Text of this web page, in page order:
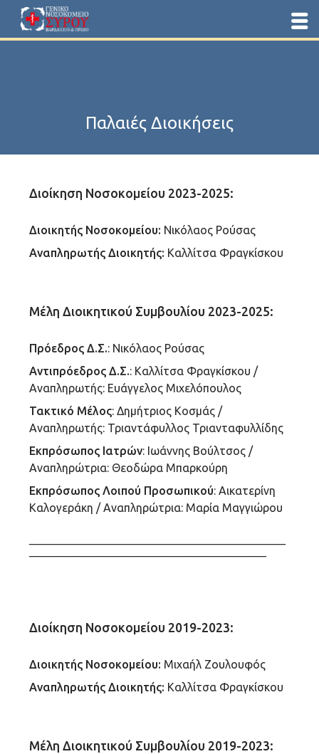
Παλαιές Διοικήσεις
Διοίκηση Νοσοκομείου 2023-2025:
Διοικητής Νοσοκομείου: Νικόλαος Ρούσας
Αναπληρωτής Διοικητής: Καλλίτσα Φραγκίσκου
Μέλη Διοικητικού Συμβουλίου 2023-2025:
Πρόεδρος Δ.Σ.: Νικόλαος Ρούσας
Αντιπρόεδρος Δ.Σ.: Καλλίτσα Φραγκίσκου /
Αναπληρωτής: Ευάγγελος Μιχελόπουλος
Τακτικό Μέλος: Δημήτριος Κοσμάς /
Αναπληρωτής: Τριαντάφυλλος Τριανταφυλλίδης
Εκπρόσωπος Ιατρών: Ιωάννης Βούλτσος /
Αναπληρώτρια: Θεοδώρα Μπαρκούρη
Εκπρόσωπος Λοιπού Προσωπικού: Αικατερίνη
Καλογεράκη / Αναπληρώτρια: Μαρία Μαγγιώρου
————————————————————
——————————————————–
Διοίκηση Νοσοκομείου 2019-2023:
Διοικητής Νοσοκομείου: Μιχαήλ Ζουλουφός
Αναπληρωτής Διοικητής: Καλλίτσα Φραγκίσκου
Μέλη Διοικητικού Συμβουλίου 2019-2023: